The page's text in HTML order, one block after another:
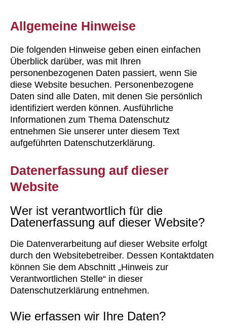
Allgemeine Hinweise
Die folgenden Hinweise geben einen einfachen
Überblick darüber, was mit Ihren
personenbezogenen Daten passiert, wenn Sie
diese Website besuchen. Personenbezogene
Daten sind alle Daten, mit denen Sie persönlich
identifiziert werden können. Ausführliche
Informationen zum Thema Datenschutz
entnehmen Sie unserer unter diesem Text
aufgeführten Datenschutzerklärung.
Datenerfassung auf dieser
Website
Wer ist verantwortlich für die
Datenerfassung auf dieser Website?
Die Datenverarbeitung auf dieser Website erfolgt
durch den Websitebetreiber. Dessen Kontaktdaten
können Sie dem Abschnitt „Hinweis zur
Verantwortlichen Stelle“ in dieser
Datenschutzerklärung entnehmen.
Wie erfassen wir Ihre Daten?